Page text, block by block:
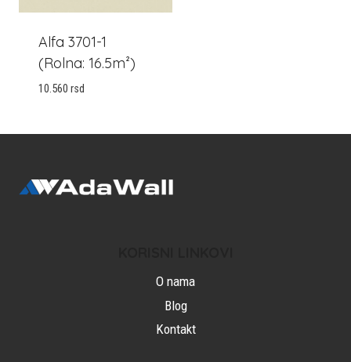
Alfa 3701-1
(Rolna: 16.5m²)
10.560 rsd
O nama
Blog
Kontakt